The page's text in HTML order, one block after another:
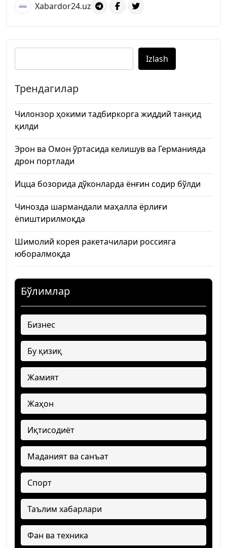
Xabardor24.uz
Izlash
Трендагилар
Чилонзор ҳокими тадбиркорга жиддий танқид
қилди
Эрон ва Омон ўртасида келишув ва Германияда
дрон портлади
Ицца бозорида дўконларда ёнғин содир бўлди
Чинозда шармандали маҳалла ёрлиғи
ёпиштирилмоқда
Шимолий корея ракетачилари россияга
юборалмоқда
Бўлимлар
Бизнес
Бу қизиқ
Жамият
Жаҳон
Иқтисодиёт
Маданият ва санъат
Спорт
Таълим хабарлари
Фан ва техника